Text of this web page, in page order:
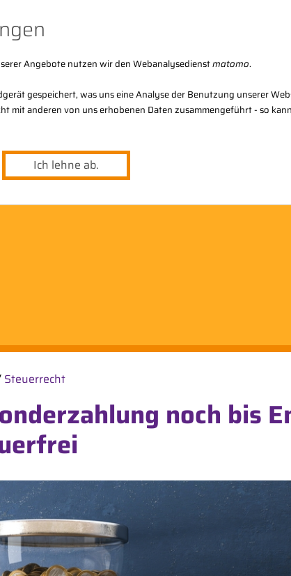
Angebote nutzen wir den Webanalysedienstmatomo.
gespeichert, was uns eine Analyse der Benutzung unserer
mit anderen von uns erhobenen Daten zusammengeführt - so
Ich lehne ab.
Themen Angebote Regional
Steuerrecht
noch bis